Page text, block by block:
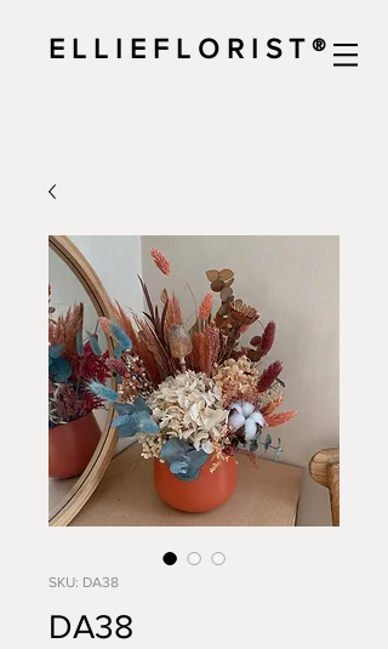
E L L I E F L O R I S T ®
SKU: DA38
DA38